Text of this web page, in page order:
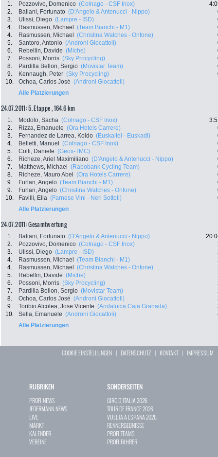
1. Pozzovivo, Domenico (Colnago - CSF Inox)
2.
Baliani, Fortunato (D'Angelo & Antenucci - Nippo)
3.
Ulissi, Diego (Lampre - ISD)
4.
Rasmussen, Michael (Team Bianchi - M1)
4.
Rasmussen, Michael (Christina Watches - Onfone)
5.
Santoro, Antonio (Androni Giocattoli)
6.
Rebellin, Davide (Miche)
7.
Possoni, Morris (Sky Procycling)
8.
Pardilla Bellon, Sergio (Movistar Team)
9.
Kennaugh, Peter (Sky Procycling)
10.
Ochoa, Carlos José (Androni Giocattoli)
Alle Platzierungen
24.07.2011: 5. Etappe , 164.6 km
1. Modolo, Sacha (Colnago - CSF Inox)
2.
Rizza, Emanuele (Ora Hotels Carrere)
3.
Fernandez de Larrea, Koldo (Euskaltel - Euskadi)
4.
Belletti, Manuel (Colnago - CSF Inox)
5.
Colli, Daniele (Geox-TMC)
6.
Richeze, Ariel Maximiliano (D'Angelo & Antenucci - Nippo)
7.
Matthews, Michael (Rabobank Cycling Team)
8.
Richeze, Mauro Abel (Ora Hotels Carrere)
9.
Furlan, Angelo (Team Bianchi - M1)
9.
Furlan, Angelo (Christina Watches - Onfone)
10.
Favilli, Elia (Farnese Vini - Neri Sottoli)
Alle Platzierungen
24.07.2011: Gesamtwertung
1. Baliani, Fortunato (D'Angelo & Antenucci - Nippo)
2.
Pozzovivo, Domenico (Colnago - CSF Inox)
3.
Ulissi, Diego (Lampre - ISD)
4.
Rasmussen, Michael (Team Bianchi - M1)
4.
Rasmussen, Michael (Christina Watches - Onfone)
5.
Rebellin, Davide (Miche)
6.
Possoni, Morris (Sky Procycling)
7.
Pardilla Bellon, Sergio (Movistar Team)
8.
Ochoa, Carlos José (Androni Giocattoli)
9.
Toribio Alcolea, Jose Vicente (Andalucia Caja Granada)
10.
Sella, Emanuele (Androni Giocattoli)
Alle Platzierungen
COOKIE EINSTELLUNGEN | DATENSCHUTZ | KONTAKT| IMPRESSUM
RUBRIKEN
PROFI-NEWS
JEDERMANN-NEWS
LIVE
MARKT
KALENDER
VEREINE
SONDERSEITEN
GIRO D`ITALIA 2026
TOUR DE FRANCE 2026
VUELTA A ESPAÑA 2026
RENNERGEBNISSE
PROFI-TEAMS
PROFI-FAHRER